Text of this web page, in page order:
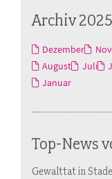
Archiv 2025
Dezember
August
Juli
Januar
Top-News
Gewalttat in Stade